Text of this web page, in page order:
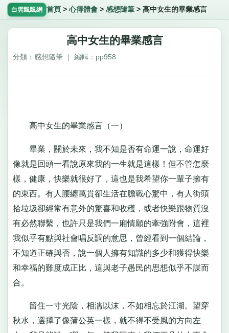
白雲飄飄網 首頁 > 心得體會> 感想隨筆> 高中女生的畢業感言
高中女生的畢業感言
分類：感想隨筆 ｜ 編輯：pp958
高中女生的畢業感言（一）
畢業，關於未來，我不知是否有命運一說，命運好
像就是回頭一看說原來我的一生就是這樣！但不管怎麼
樣，健康，快樂就很好了，這也是我希望你一輩子擁有
的東西。有人腰纏萬貫卻生活在膽戰心驚中，有人街頭
拾垃圾卻經常有意外的驚喜和收穫，或者快樂跟物質沒
有必然聯繫，也許只是我們一廂情願的牽強附會，這裡
我似乎有點與社會唱反調的意思，曾經看到一個結論，
不知道正確與否，說一個人擁有知識的多少和獲得快樂
和幸福的難度成正比，這與老子愚民的思想似乎不謀而
合。
留住一寸光陰，相濡以沫，不如相忘於江湖。望穿
秋水，選擇了像蒲公英一樣，就不得不受風的方向左